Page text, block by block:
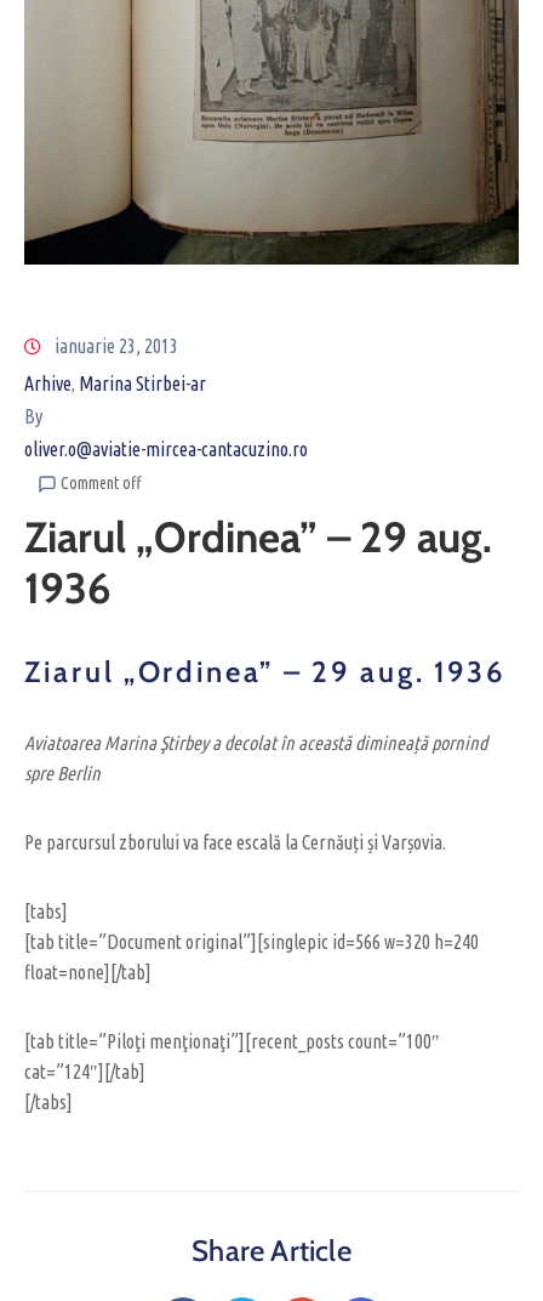
ianuarie 23, 2013
Arhive‚ Marina Stirbei-ar
By
oliver.o@aviatie-mircea-cantacuzino.ro
Comment off
Ziarul „Ordinea” – 29 aug.
1936
Ziarul „Ordinea” – 29 aug. 1936
Aviatoarea Marina Ştirbey a decolat în această dimineață pornind
spre Berlin
Pe parcursul zborului va face escală la Cernăuți și Varșovia.
[tabs]
[tab title=”Document original”][singlepic id=566 w=320 h=240
float=none][/tab]
[tab title=”Piloţi menţionaţi”][recent_posts count=”100″
cat=”124″][/tab]
[/tabs]
Share Article